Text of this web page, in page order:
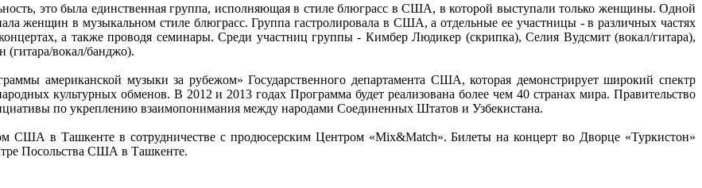
это была единственная группа, исполняющая в стиле блюграсс в США, в которой выступали только женщины. Одной
женщин в музыкальном стиле блюграсс. Группа гастролировала в США, а отдельные ее участницы - в различных частях
а также проводя семинары. Среди участниц группы - Кимбер Людикер (скрипка), Селия Вудсмит (вокал/гитара),
вокал/банджо).
американской музыки за рубежом» Государственного департамента США, которая демонстрирует широкий спектр
культурных обменов. В 2012 и 2013 годах Программа будет реализована более чем 40 странах мира. Правительство
по укреплению взаимопонимания между народами Соединенных Штатов и Узбекистана.
США в Ташкенте в сотрудничестве с продюсерским Центром «Mix&Match». Билеты на концерт во Дворце «Туркистон»
Посольства США в Ташкенте.